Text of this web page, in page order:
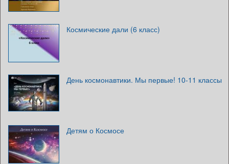
Космические дали (6 класс)
День космонавтики. Мы первые! 10-11 классы
Детям о Космосе